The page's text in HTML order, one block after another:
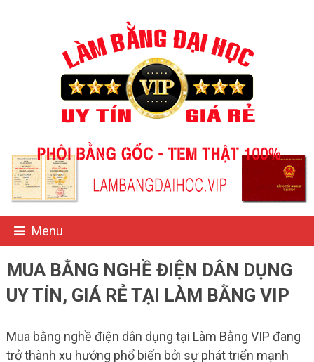
Menu
MUA BẰNG NGHỀ ĐIỆN DÂN DỤNG
UY TÍN, GIÁ RẺ TẠI LÀM BẰNG VIP
Mua bằng nghề điện dân dụng tại Làm Bằng VIP đang
trở thành xu hướng phổ biến bởi sự phát triển mạnh